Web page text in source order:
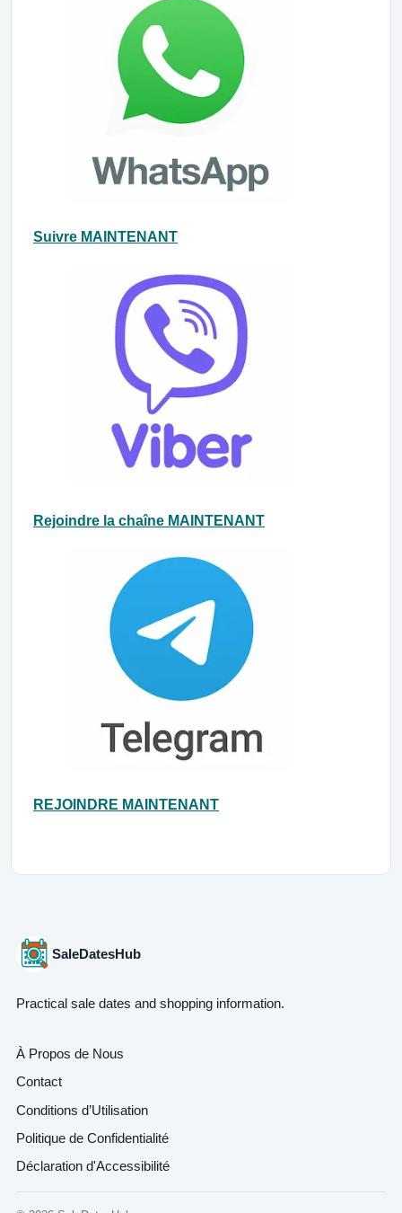
Suivre MAINTENANT
Rejoindre la chaîne MAINTENANT
REJOINDRE MAINTENANT
SaleDatesHub
Practical sale dates and shopping information.
À Propos de Nous
Contact
Conditions d’Utilisation
Politique de Confidentialité
Déclaration d'Accessibilité